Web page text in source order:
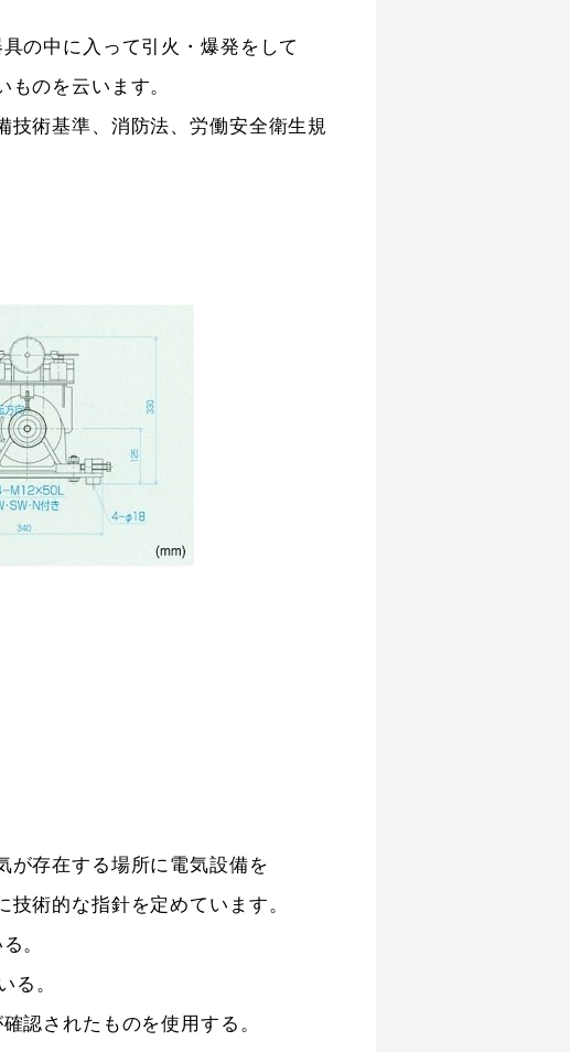
の中に入って引火・爆発をして
のを云います。
技術基準、消防法、労働安全衛生規
が存在する場所に電気設備を
術的な指針を定めています。
。
る。
認されたものを使用する。